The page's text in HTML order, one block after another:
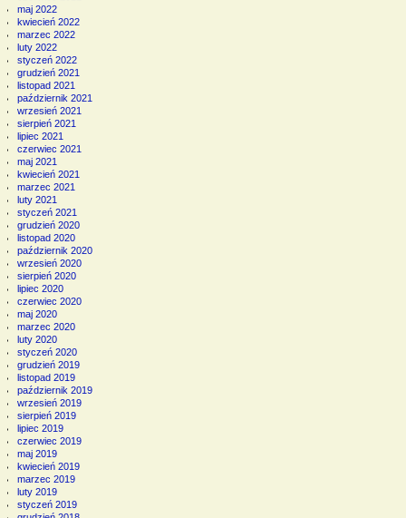
maj 2022
kwiecień 2022
marzec 2022
luty 2022
styczeń 2022
grudzień 2021
listopad 2021
październik 2021
wrzesień 2021
sierpień 2021
lipiec 2021
czerwiec 2021
maj 2021
kwiecień 2021
marzec 2021
luty 2021
styczeń 2021
grudzień 2020
listopad 2020
październik 2020
wrzesień 2020
sierpień 2020
lipiec 2020
czerwiec 2020
maj 2020
marzec 2020
luty 2020
styczeń 2020
grudzień 2019
listopad 2019
październik 2019
wrzesień 2019
sierpień 2019
lipiec 2019
czerwiec 2019
maj 2019
kwiecień 2019
marzec 2019
luty 2019
styczeń 2019